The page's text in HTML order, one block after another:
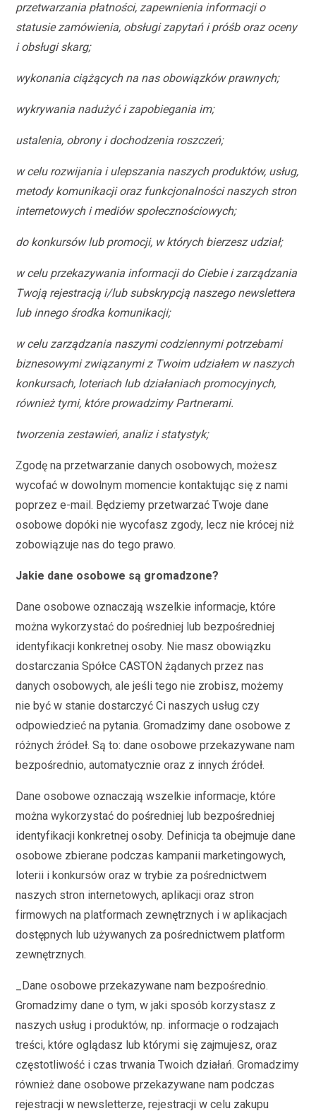
przetwarzania płatności, zapewnienia informacji o
statusie zamówienia, obsługi zapytań i próśb oraz oceny
i obsługi skarg;
wykonania ciążących na nas obowiązków prawnych;
wykrywania nadużyć i zapobiegania im;
ustalenia, obrony i dochodzenia roszczeń;
w celu rozwijania i ulepszania naszych produktów, usług,
metody komunikacji oraz funkcjonalności naszych stron
internetowych i mediów społecznościowych;
do konkursów lub promocji, w których bierzesz udział;
w celu przekazywania informacji do Ciebie i zarządzania
Twoją rejestracją i/lub subskrypcją naszego newslettera
lub innego środka komunikacji;
w celu zarządzania naszymi codziennymi potrzebami
biznesowymi związanymi z Twoim udziałem w naszych
konkursach, loteriach lub działaniach promocyjnych,
również tymi, które prowadzimy Partnerami.
tworzenia zestawień, analiz i statystyk;
Zgodę na przetwarzanie danych osobowych, możesz
wycofać w dowolnym momencie kontaktując się z nami
poprzez e-mail. Będziemy przetwarzać Twoje dane
osobowe dopóki nie wycofasz zgody, lecz nie krócej niż
zobowiązuje nas do tego prawo.
Jakie dane osobowe są gromadzone?
Dane osobowe oznaczają wszelkie informacje, które
można wykorzystać do pośredniej lub bezpośredniej
identyfikacji konkretnej osoby. Nie masz obowiązku
dostarczania Spółce CASTON żądanych przez nas
danych osobowych, ale jeśli tego nie zrobisz, możemy
nie być w stanie dostarczyć Ci naszych usług czy
odpowiedzieć na pytania. Gromadzimy dane osobowe z
różnych źródeł. Są to: dane osobowe przekazywane nam
bezpośrednio, automatycznie oraz z innych źródeł.
Dane osobowe oznaczają wszelkie informacje, które
można wykorzystać do pośredniej lub bezpośredniej
identyfikacji konkretnej osoby. Definicja ta obejmuje dane
osobowe zbierane podczas kampanii marketingowych,
loterii i konkursów oraz w trybie za pośrednictwem
naszych stron internetowych, aplikacji oraz stron
firmowych na platformach zewnętrznych i w aplikacjach
dostępnych lub używanych za pośrednictwem platform
zewnętrznych.
_Dane osobowe przekazywane nam bezpośrednio.
Gromadzimy dane o tym, w jaki sposób korzystasz z
naszych usług i produktów, np. informacje o rodzajach
treści, które oglądasz lub którymi się zajmujesz, oraz
częstotliwość i czas trwania Twoich działań. Gromadzimy
również dane osobowe przekazywane nam podczas
rejestracji w newsletterze, rejestracji w celu zakupu